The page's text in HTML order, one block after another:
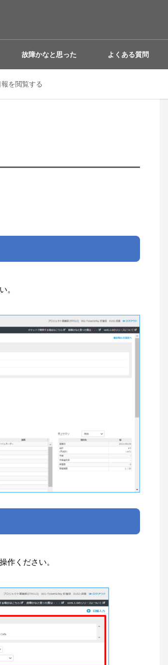
故障かなと思った よくある質問
報を閲覧する
。
作ください。